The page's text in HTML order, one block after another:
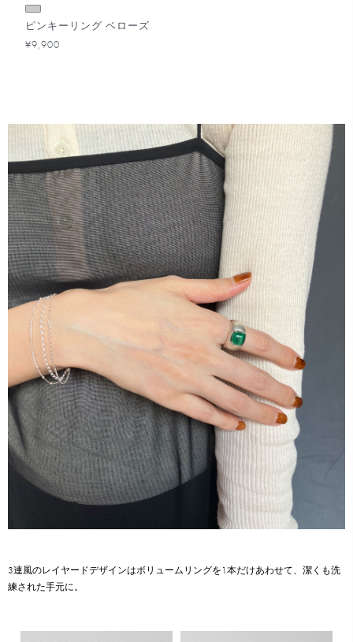
ピンキーリング ベローズ
¥9,900
3連風のレイヤードデザインはボリュームリングを1本だけあわせて、潔くも洗
練された手元に。